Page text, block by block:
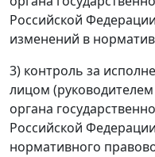
Российской
изменений в
3) контроль за
лицом
органа
Российской
нормативного